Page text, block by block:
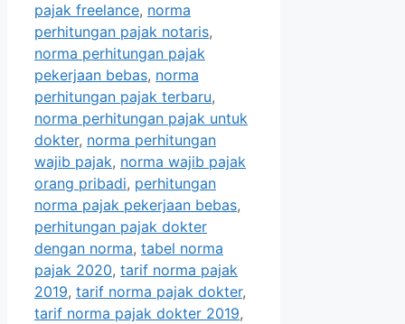
pajak freelance, norma
perhitungan pajak notaris,
norma perhitungan pajak
pekerjaan bebas, norma
perhitungan pajak terbaru,
norma perhitungan pajak untuk
dokter, norma perhitungan
wajib pajak, norma wajib pajak
orang pribadi, perhitungan
norma pajak pekerjaan bebas,
perhitungan pajak dokter
dengan norma, tabel norma
pajak 2020, tarif norma pajak
2019, tarif norma pajak dokter,
tarif norma pajak dokter 2019,